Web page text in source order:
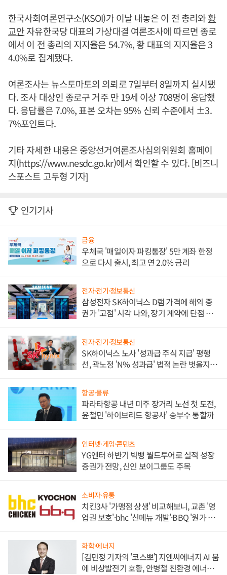
한국사회여론연구소(KSOI)가 이날 내놓은 이 전 총리와황
교안자유한국당 대표의 가상대결 여론조사에 따르면 종로
에서 이 전 총리의 지지율은 54.7%, 황 대표의 지지율은 3
4.0%로 집계됐다.
여론조사는 뉴스토마토의 의뢰로 7일부터 8일까지 실시됐
다. 조사 대상인 종로구 거주 만 19세 이상 708명이 응답했
다. 응답률은 7.0%, 표본 오차는 95% 신뢰 수준에서 ±3.
7%포인트다.
기타 자세한 내용은 중앙선거여론조사심의위원회 홈페이
지(https://www.nesdc.go.kr)에서 확인할 수 있다. [비즈니
스포스트 고두형 기자]
인기기사
금융
우체국 '매일이자 파킹통장' 5만 계좌 한정
으로 다시 출시, 최고 연 2.0% 금리
전자·전기·정보통신
삼성전자 SK하이닉스 D램 가격에 해외 증
권가 '고점' 시각 나와, 장기 계약에 단점 부
전자·전기·정보통신
SK하이닉스 노사 '성과급 주식 지급' 평행
선, 곽노정 'N% 성과급' 법적 논란 벗을지 주
항공·물류
파라타항공 내년 미주 장거리 노선 첫 도전,
윤철민 '하이브리드 항공사' 승부수 통할까
인터넷·게임·콘텐츠
YG엔터 하반기 빅뱅 월드투어로 실적 성장
증권가 전망, 신인 보이그룹도 주목
소비자·유통
치킨3사 '가맹점 상생' 비교해보니, 교촌 '영
업권 보호'·bhc '신메뉴 개발'·BBQ '원가 부
화학·에너지
[김민정 기자의 '코스뽀'] 지엔씨에너지 AI 붐
에 비상발전기 호황, 안병철 친환경 에너지